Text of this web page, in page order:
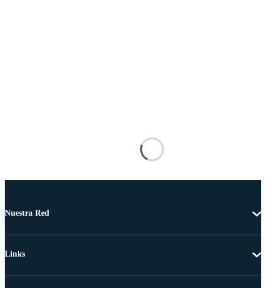
Nuestra Red
Links